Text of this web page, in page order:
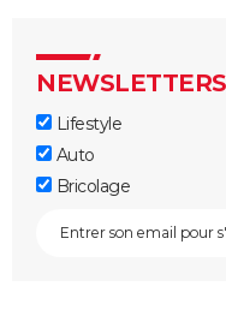
NEWSLETTERS
Lifestyle
Auto
Bricolage